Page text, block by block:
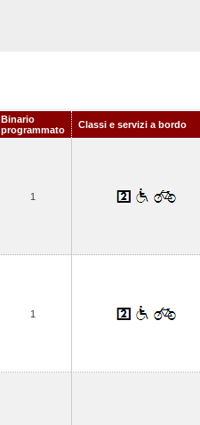
Binario
programmato
Classi e servizi a bordo
1
1